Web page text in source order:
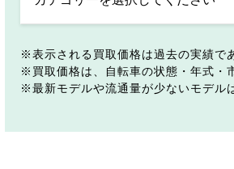
表示される買取価格は過去の実績で
買取価格は、自転車の状態・年式・
最新モデルや流通量が少ないモデル